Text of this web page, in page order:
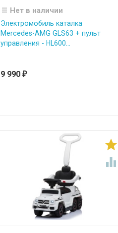
Нет в наличии
Электромобиль каталка
Mercedes-AMG GLS63 + пульт
управления - HL600...
9 990 ₽

